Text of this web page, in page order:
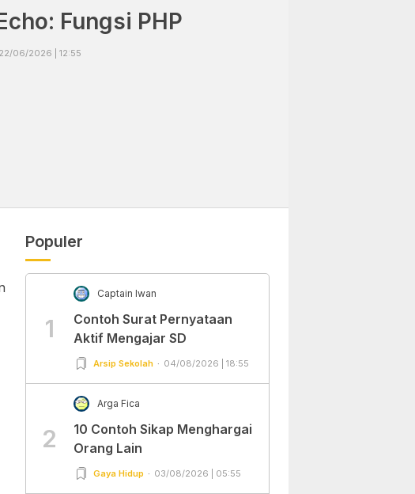
Fungsi PHP
22/06/2026 | 12:55
Populer
1
Captain Iwan
Contoh Surat Pernyataan
Aktif Mengajar SD
Arsip Sekolah 04/08/2026 | 18:55
2
Arga Fica
10 Contoh Sikap Menghargai
Orang Lain
Gaya Hidup 03/08/2026 | 05:55